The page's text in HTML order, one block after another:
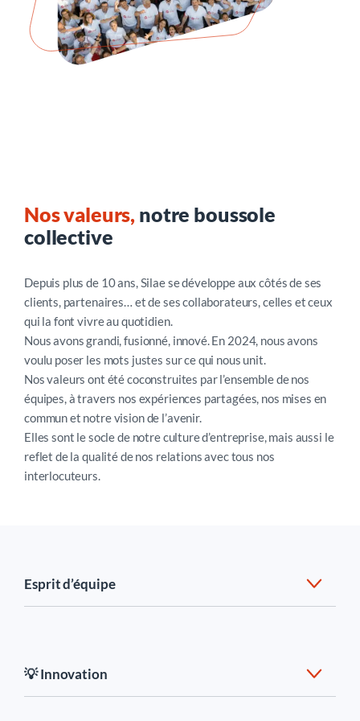
Nos valeurs, notre boussole
collective
Depuis plus de 10 ans, Silae se développe aux côtés de ses
clients, partenaires… et de ses collaborateurs, celles et ceux
qui la font vivre au quotidien.
Nous avons grandi, fusionné, innové. En 2024, nous avons
voulu poser les mots justes sur ce qui nous unit.
Nos valeurs ont été coconstruites par l’ensemble de nos
équipes, à travers nos expériences partagées, nos mises en
commun et notre vision de l’avenir.
Elles sont le socle de notre culture d’entreprise, mais aussi le
reflet de la qualité de nos relations avec tous nos
interlocuteurs.
Esprit d’équipe
Chez Silae, l’entraide, apprendre les uns des autres
💡 Innovation